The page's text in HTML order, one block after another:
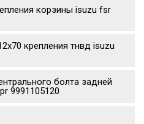
корзины isuzu fsr
крепления тнвд isuzu
болта задней
9991105120